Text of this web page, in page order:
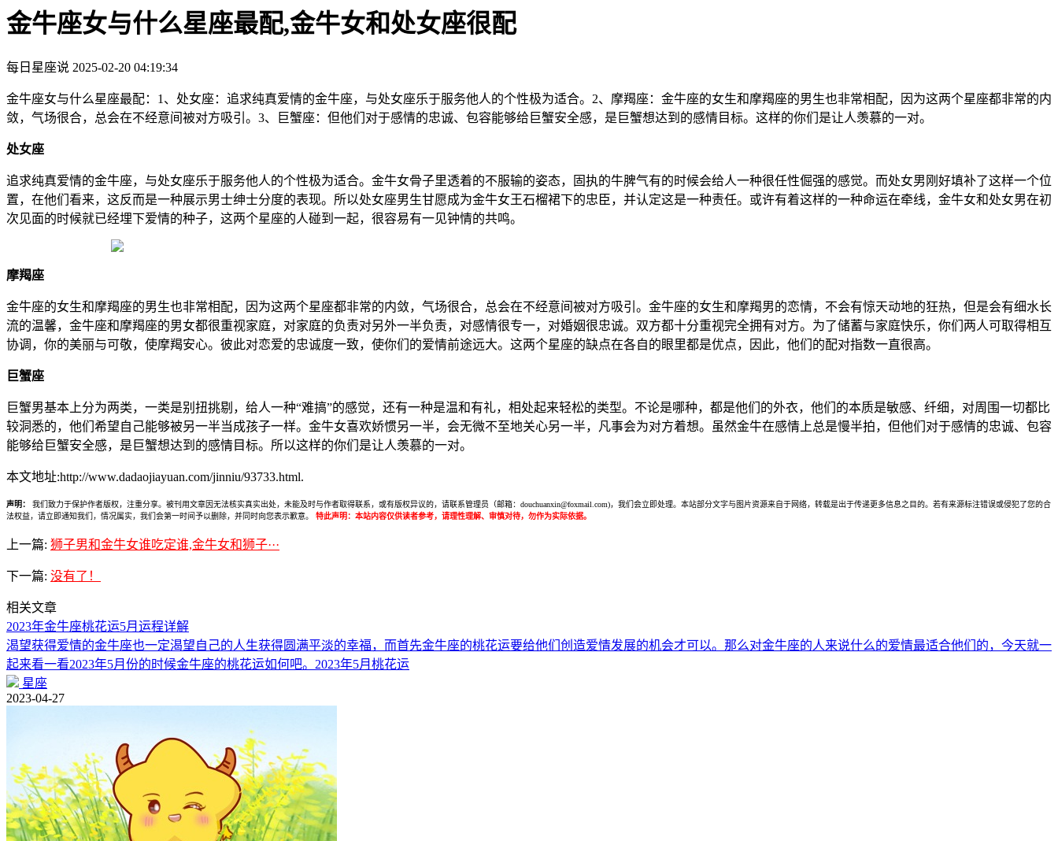
金牛座女与什么星座最配,金牛女和处女座很配
每日星座说 2025-02-20 04:19:34
金牛座女与什么星座最配：1、处女座：追求纯真爱情的金牛座，与处女座乐于服务他人的个性极为适合。2、摩羯座：金牛座的女生和摩羯座的男生也非常相配，因为这两个星座都非常的内
敛，气场很合，总会在不经意间被对方吸引。3、巨蟹座：但他们对于感情的忠诚、包容能够给巨蟹安全感，是巨蟹想达到的感情目标。这样的你们是让人羡慕的一对。
处女座
追求纯真爱情的金牛座，与处女座乐于服务他人的个性极为适合。金牛女骨子里透着的不服输的姿态，固执的牛脾气有的时候会给人一种很任性倔强的感觉。而处女男刚好填补了这样一个位
置，在他们看来，这反而是一种展示男士绅士分度的表现。所以处女座男生甘愿成为金牛女王石榴裙下的忠臣，并认定这是一种责任。或许有着这样的一种命运在牵线，金牛女和处女男在初
次见面的时候就已经埋下爱情的种子，这两个星座的人碰到一起，很容易有一见钟情的共鸣。
摩羯座
金牛座的女生和摩羯座的男生也非常相配，因为这两个星座都非常的内敛，气场很合，总会在不经意间被对方吸引。金牛座的女生和摩羯男的恋情，不会有惊天动地的狂热，但是会有细水长
流的温馨，金牛座和摩羯座的男女都很重视家庭，对家庭的负责对另外一半负责，对感情很专一，对婚姻很忠诚。双方都十分重视完全拥有对方。为了储蓄与家庭快乐，你们两人可取得相互
协调，你的美丽与可敬，使摩羯安心。彼此对恋爱的忠诚度一致，使你们的爱情前途远大。这两个星座的缺点在各自的眼里都是优点，因此，他们的配对指数一直很高。
巨蟹座
巨蟹男基本上分为两类，一类是别扭挑剔，给人一种“难搞”的感觉，还有一种是温和有礼，相处起来轻松的类型。不论是哪种，都是他们的外衣，他们的本质是敏感、纤细，对周围一切都比
较洞悉的，他们希望自己能够被另一半当成孩子一样。金牛女喜欢娇惯另一半，会无微不至地关心另一半，凡事会为对方着想。虽然金牛在感情上总是慢半拍，但他们对于感情的忠诚、包容
能够给巨蟹安全感，是巨蟹想达到的感情目标。所以这样的你们是让人羡慕的一对。
本文地址:http://www.dadaojiayuan.com/jinniu/93733.html.
声明：
我们致力于保护作者版权，注重分享。被刊用文章因无法核实真实出处，未能及时与作者取得联系，或有版权异议的，请联系管理员（邮箱：douchuanxin@foxmail.com)，我们会立即处理。本站部分文字与图片资源来自于网络，转载是出于传递更多信息之目的。若有来源标注错误或侵犯了您的合
法权益，请立即通知我们，情况属实，我们会第一时间予以删除，并同时向您表示歉意。
特此声明：本站内容仅供读者参考，请理性理解、审慎对待，勿作为实际依据。
上一篇: 狮子男和金牛女谁吃定谁,金牛女和狮子···
下一篇: 没有了！
相关文章
2023年金牛座桃花运5月运程详解
渴望获得爱情的金牛座也一定渴望自己的人生获得圆满平淡的幸福，而首先金牛座的桃花运要给他们创造爱情发展的机会才可以。那么对金牛座的人来说什么的爱情最适合他们的，今天就一
起来看一看2023年5月份的时候金牛座的桃花运如何吧。2023年5月桃花运
星座
2023-04-27